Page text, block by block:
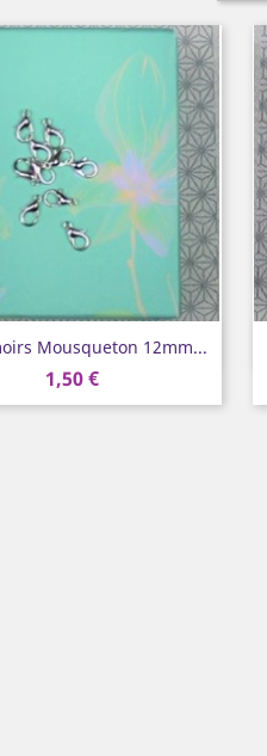
Mousqueton 12mm...
1,50 €
Aperçu rapide